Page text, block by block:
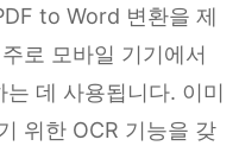
to Word 변환을 제
로 모바일 기기에서
데 사용됩니다. 이미
위한 OCR 기능을 갖